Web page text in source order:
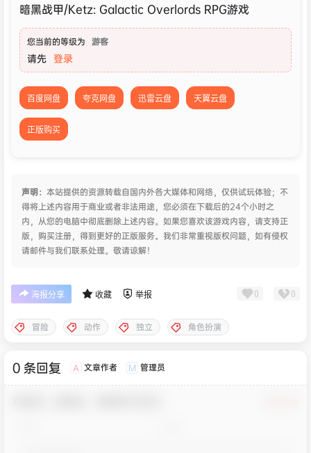
暗黑战甲/Ketz: Galactic Overlords RPG游戏
您当前的等级为 游客
请先 登录
百度网盘 夸克网盘 迅雷云盘 天翼云盘
正版购买
声明： 本站提供的资源转载自国内外各大媒体和网络，仅供试玩体验；不
得将上述内容用于商业或者非法用途，您必须在下载后的24个小时之
内，从您的电脑中彻底删除上述内容。如果您喜欢该游戏内容，请支持正
版，购买注册，得到更好的正版服务。我们非常重视版权问题，如有侵权
请邮件与我们联系处理。敬请谅解！
海报分享 收藏 举报 0 0
冒险 动作 独立 角色扮演
0 条回复 A 文章作者 M 管理员